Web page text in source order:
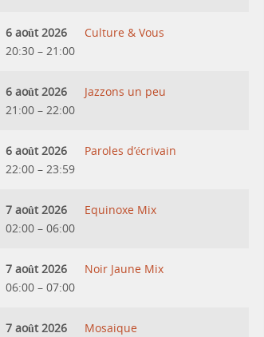
6 août 2026
20:30 – 21:00
Culture & Vous
6 août 2026
21:00 – 22:00
Jazzons un peu
6 août 2026
22:00 – 23:59
Paroles d’écrivain
7 août 2026
02:00 – 06:00
Equinoxe Mix
7 août 2026
06:00 – 07:00
Noir Jaune Mix
7 août 2026
Mosaique